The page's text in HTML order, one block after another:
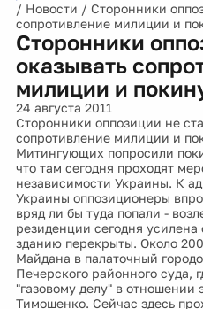
/ Новости / Сторонники
сопротивление милиции и
Сторонники
оказывать
милиции и
24 августа 2011
Сторонники оппозиции не
сопротивление милиции и
Митингующих попросили
что там сегодня проходят
независимости Украины. К
Украины оппозиционеры
вряд ли бы туда попали -
резиденции сегодня
зданию перекрыты. Около
Майдана в палаточный
Печерского районного суда,
"газовому делу" в
Тимошенко. Сейчас здесь